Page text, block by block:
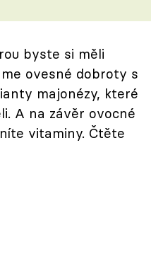
byste si měli
ovesné dobroty s
majonézy, které
A na závěr ovocné
vitaminy. Čtěte